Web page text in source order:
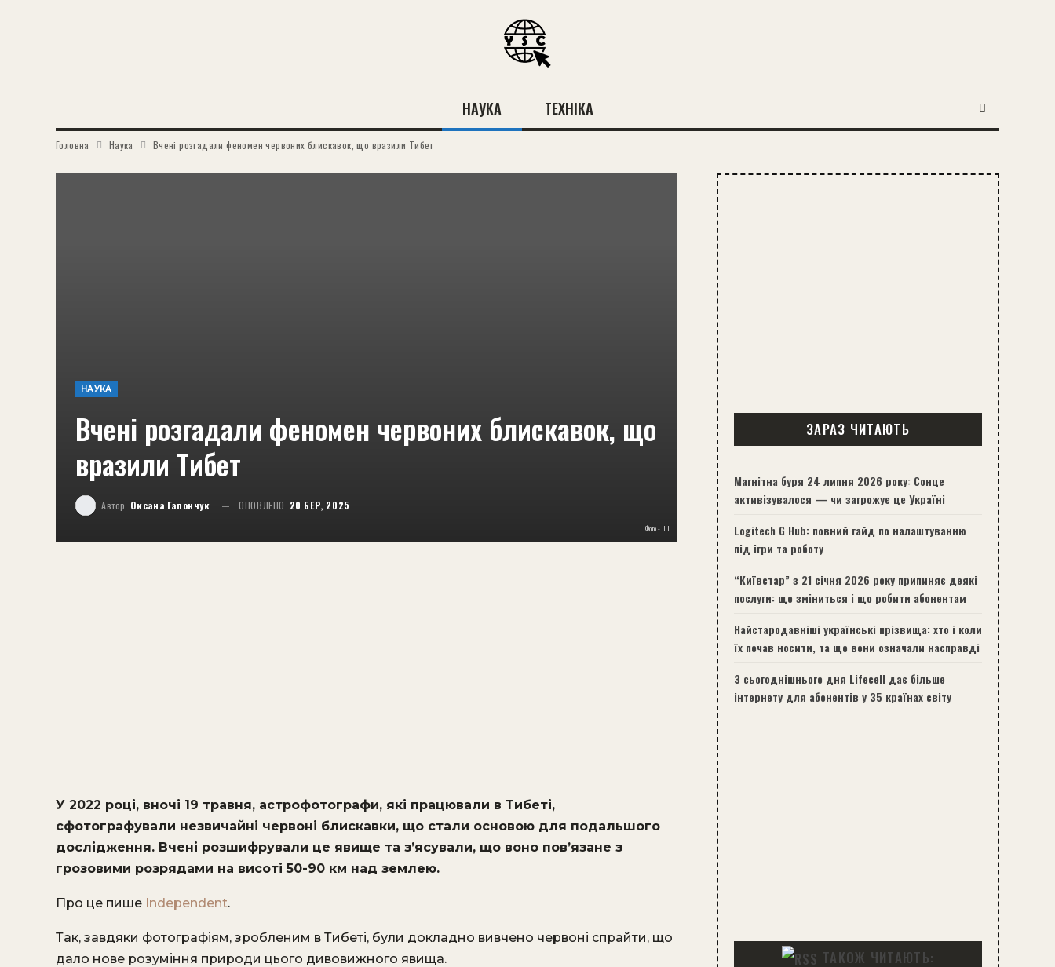
НАУКА ТЕХНІКА
Головна Наука Вчені розгадали феномен червоних блискавок, що вразили Тибет
НАУКА
Вчені розгадали феномен червоних блискавок, що
вразили Тибет
Автор Оксана Гапончук ОНОВЛЕНО 20 БЕР, 2025
Фото - ШІ
У 2022 році, вночі 19 травня, астрофотографи, які працювали в Тибеті,
сфотографували незвичайні червоні блискавки, що стали основою для подальшого
дослідження. Вчені розшифрували це явище та з’ясували, що воно пов’язане з
грозовими розрядами на висоті 50-90 км над землею.
Про це пише Independent.
Так, завдяки фотографіям, зробленим в Тибеті, були докладно вивчено червоні спрайти, що
дало нове розуміння природи цього дивовижного явища.
ЗАРАЗ ЧИТАЮТЬ
Магнітна буря 24 липня 2026 року: Сонце
активізувалося — чи загрожує це Україні
Logitech G Hub: повний гайд по налаштуванню
під ігри та роботу
“Київстар” з 21 січня 2026 року припиняє деякі
послуги: що зміниться і що робити абонентам
Найстародавніші українські прізвища: хто і коли
їх почав носити, та що вони означали насправді
З сьогоднішнього дня Lifecell дає більше
інтернету для абонентів у 35 країнах світу
ТАКОЖ ЧИТАЮТЬ: